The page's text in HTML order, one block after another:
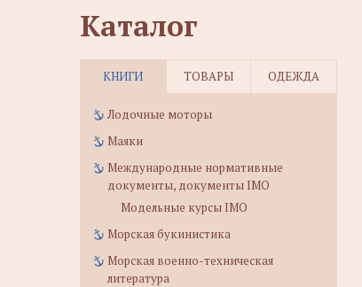
Каталог
КНИГИ ТОВАРЫ ОДЕЖДА
Лодочные моторы
Маяки
Международные нормативные
документы, документы IMO
Модельные курсы IMO
Морская букинистика
Морская военно-техническая
литература